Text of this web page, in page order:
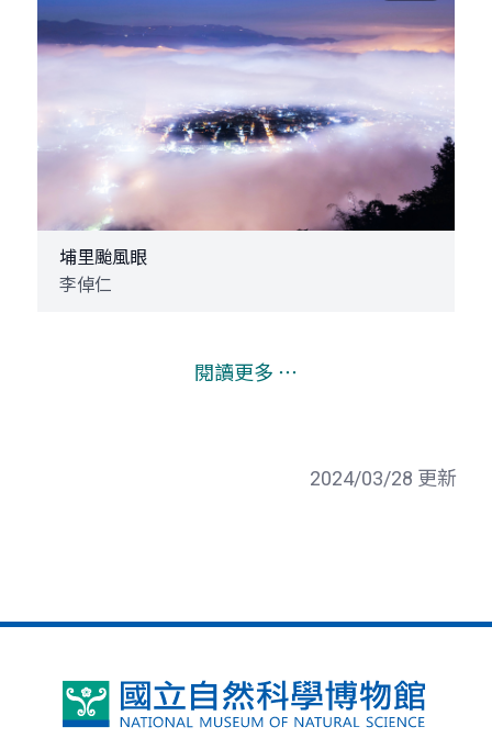
埔里颱風眼
李倬仁
閱讀更多 ⋯
2024/03/28 更新
國